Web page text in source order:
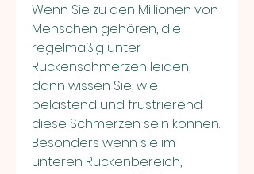
Wenn Sie zu den Millionen von
Menschen gehören, die
regelmäßig unter
Rückenschmerzen leiden,
dann wissen Sie, wie
belastend und frustrierend
diese Schmerzen sein können.
Besonders wenn sie im
unteren Rückenbereich,